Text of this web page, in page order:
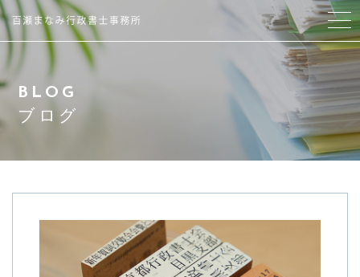
当事務所について
代表プロフィール
アクセス
BLOG
ブログ